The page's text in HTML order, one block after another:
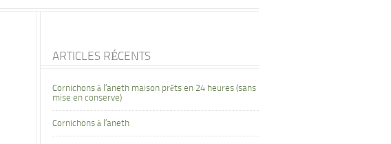
ARTICLES RÉCENTS
Cornichons à l’aneth maison prêts en 24 heures (sans
mise en conserve)
Cornichons à l’aneth